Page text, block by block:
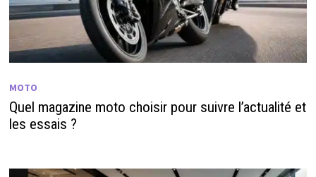
MOTO
Quel magazine moto choisir pour suivre l’actualité et
les essais ?